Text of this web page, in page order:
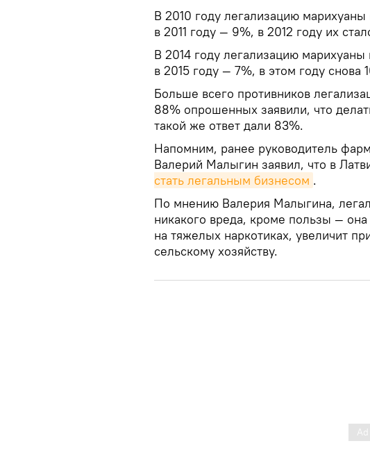
В 2010 году легализацию
в 2011 году — 9%, в 2012 году их
В 2014 году легализацию
в 2015 году — 7%, в этом году снова
Больше всего противников
88% опрошенных заявили, что
такой же ответ дали 83%.
Напомним, ранее руководитель
Валерий Малыгин заявил, что в
стать легальным бизнесом .
По мнению Валерия Малыгина,
никакого вреда, кроме пользы —
на тяжелых наркотиках, увеличит
сельскому хозяйству.